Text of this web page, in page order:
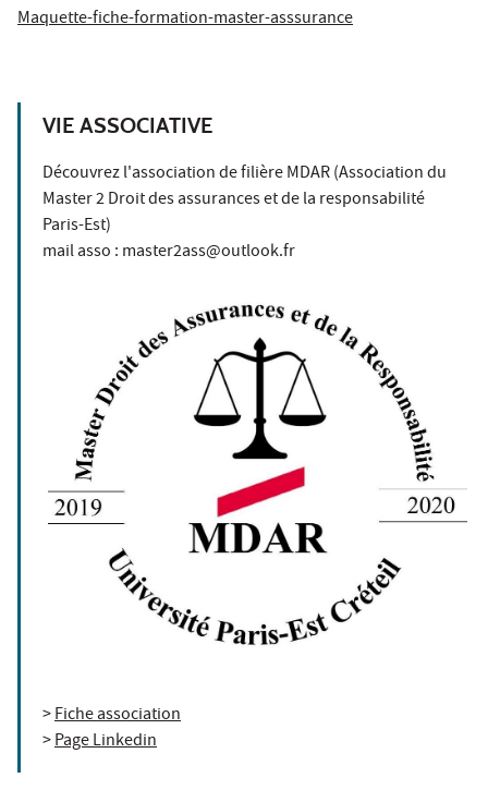
Maquette-fiche-formation-master-asssurance
VIE ASSOCIATIVE
Découvrez l'association de filière MDAR (Association du
Master 2 Droit des assurances et de la responsabilité
Paris-Est)
mail asso : master2ass@outlook.fr
>Fiche association
>Page Linkedin